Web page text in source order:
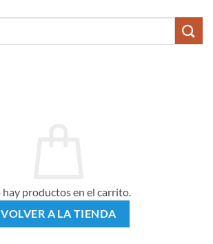
hay productos en el carrito.
VOLVER A LA TIENDA